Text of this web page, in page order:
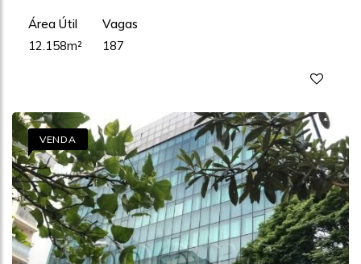
Área Útil
12.158m²
Vagas
187
VENDA